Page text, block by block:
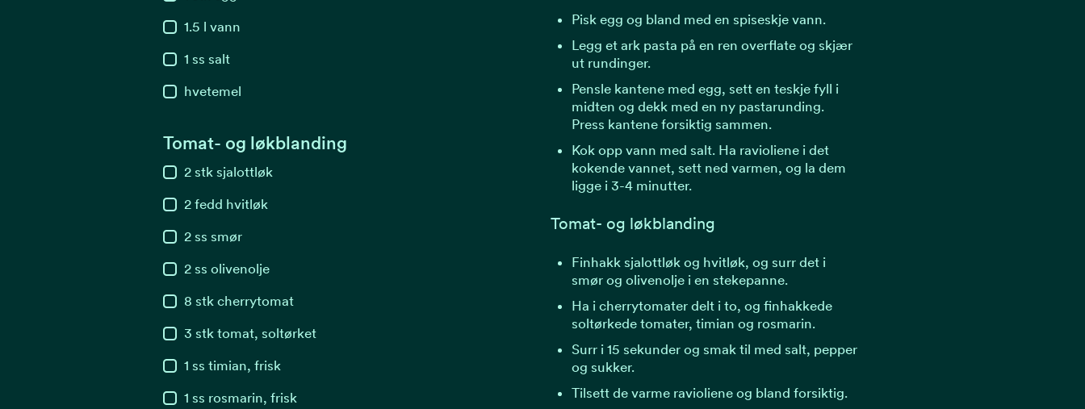
1.5 l vann
1 ss salt
hvetemel
Tomat- og løkblanding
2 stk sjalottløk
2 fedd hvitløk
2 ss smør
2 ss olivenolje
8 stk cherrytomat
3 stk tomat, soltørket
1 ss timian, frisk
1 ss rosmarin, frisk
Pisk egg og bland med en spiseskje vann.
Legg et ark pasta på en ren overflate og skjær
ut rundinger.
Pensle kantene med egg, sett en teskje fyll i
midten og dekk med en ny pastarunding.
Press kantene forsiktig sammen.
Kok opp vann med salt. Ha ravioliene i det
kokende vannet, sett ned varmen, og la dem
ligge i 3-4 minutter.
Tomat- og løkblanding
Finhakk sjalottløk og hvitløk, og surr det i
smør og olivenolje i en stekepanne.
Ha i cherrytomater delt i to, og finhakkede
soltørkede tomater, timian og rosmarin.
Surr i 15 sekunder og smak til med salt, pepper
og sukker.
Tilsett de varme ravioliene og bland forsiktig.